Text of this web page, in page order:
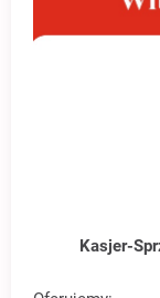
Kasjer-